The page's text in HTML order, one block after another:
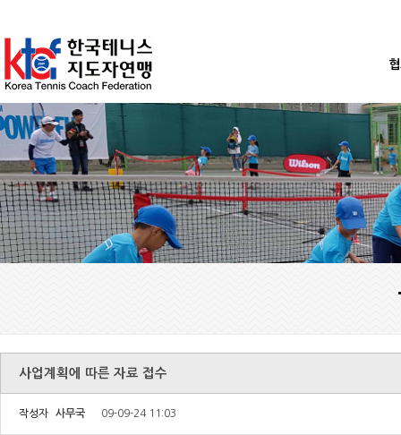
사업계획에 따른 자료 접수
작성자 사무국 09-09-24 11:03